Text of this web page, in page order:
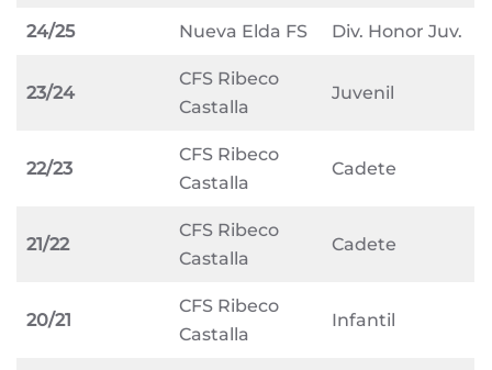
24/25 Nueva Elda FS Div. Honor Juv.
23/24
CFS Ribeco
Castalla
Juvenil
22/23
CFS Ribeco
Castalla
Cadete
21/22
CFS Ribeco
Castalla
Cadete
20/21
CFS Ribeco
Castalla
Infantil